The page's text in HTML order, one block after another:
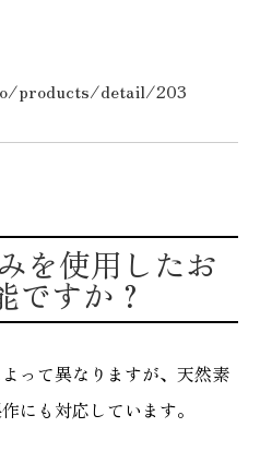
products/detail/203
を使用したお
ですか？
って異なりますが、天然素
にも対応しています。